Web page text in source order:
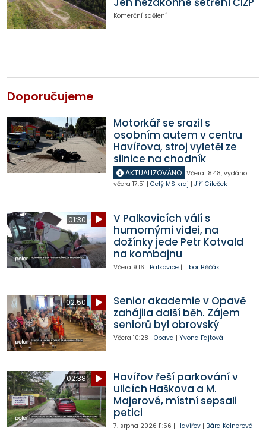
Komerční sdělení
Doporučujeme
Motorkář se srazil s
osobním autem v centru
Havířova, stroj vyletěl ze
silnice na chodník
AKTUALIZOVÁNO Včera 18:48, vydáno
včera 17:51 | Celý MS kraj | Jiří Cileček
01:30
V Palkovicích válí s
humornými videi, na
dožínky jede Petr Kotvald
na kombajnu
Včera 9:16 | Palkovice| Libor Běčák
02:50
Senior akademie v Opavě
zahájila další běh. Zájem
seniorů byl obrovský
Včera 10:28 | Opava | Yvona Fajtová
02:38
Havířov řeší parkování v
ulicích Haškova a M.
Majerové, místní sepsali
petici
7. srpna 2026 11:56 | Havířov| Bára Kelnerová